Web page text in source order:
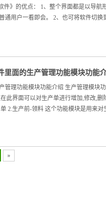
件》的优点： 1、整个界面都是以导航
通用户一看即会。 2、也可将软件切换
里面的生产管理功能模块功能
管理功能模块功能介绍 生产管理模块
此界面可以对生产单进行增加,修改,删
2.生产前-领料 这个功能模块是用来对
»